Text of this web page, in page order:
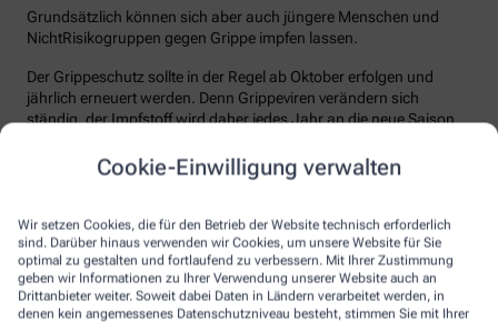
Cookie-Einwilligung verwalten
Wir setzen Cookies, die für den Betrieb der Website technisch erforderlich
sind. Darüber hinaus verwenden wir Cookies, um unsere Website für Sie
optimal zu gestalten und fortlaufend zu verbessern. Mit Ihrer Zustimmung
geben wir Informationen zu Ihrer Verwendung unserer Website auch an
Drittanbieter weiter. Soweit dabei Daten in Ländern verarbeitet werden, in
denen kein angemessenes Datenschutzniveau besteht, stimmen Sie mit Ihrer
Grundsätzlich können sich aber auch jüngere Menschen und
NichtRisikogruppen gegen Grippe impfen lassen.
Der Grippeschutz sollte in der Regel ab Oktober erfolgen und
jährlich erneuert werden. Denn Grippeviren verändern sich
ständig, der Impfstoff wird daher jedes Jahr an die neue Saison
der Körper einen ausreichenden Schutz vor einer Ansteckung
aufgebaut hat. Auch eine spätere Impfung zu Beginn des Jahres
Wie sicher ist der Impfstoff?
Jeder Grippeimpfstoff, der in Deutschland verwendet wird, muss
ein streng reguliertes Zulassungsverfahren durchlaufen. Hierbei